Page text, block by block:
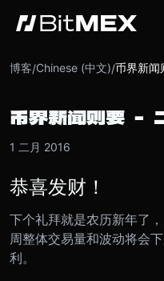
博客/Chinese (中文)/币界新闻
币界新闻则要 －
1 二月 2016
恭喜发财！
下个礼拜就是农历新年了
周整体交易量和波动将会下
利。